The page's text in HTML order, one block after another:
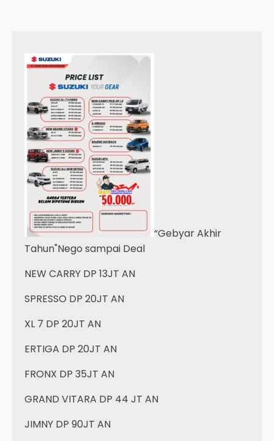
“Gebyar Akhir
Tahun"Nego sampai Deal
NEW CARRY DP 13JT AN
SPRESSO DP 20JT AN
XL 7 DP 20JT AN
ERTIGA DP 20JT AN
FRONX DP 35JT AN
GRAND VITARA DP 44 JT AN
JIMNY DP 90JT AN